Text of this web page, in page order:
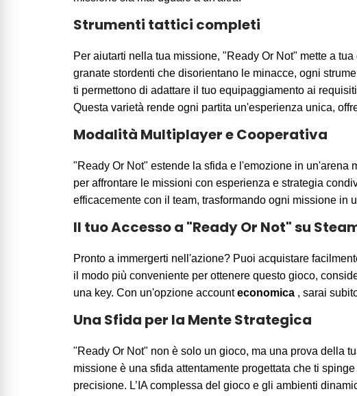
Strumenti tattici completi
Per aiutarti nella tua missione, "Ready Or Not" mette a
granate stordenti che disorientano le minacce, ogni
ti permettono di adattare il tuo equipaggiamento ai
Questa varietà rende ogni partita un'esperienza unica,
Modalità Multiplayer e Cooperativa
"Ready Or Not" estende la sfida e l'emozione in un'arena
per affrontare le missioni con esperienza e strategia
efficacemente con il team, trasformando ogni missione
Il tuo Accesso a "Ready Or Not" su
Pronto a immergerti nell'azione? Puoi acquistare
il modo più conveniente per ottenere questo gioco,
una key. Con un'opzione accounteconomica , sarai
Una Sfida per la Mente Strategica
"Ready Or Not" non è solo un gioco, ma una prova della
missione è una sfida attentamente progettata che ti
precisione. L’IA complessa del gioco e gli ambienti